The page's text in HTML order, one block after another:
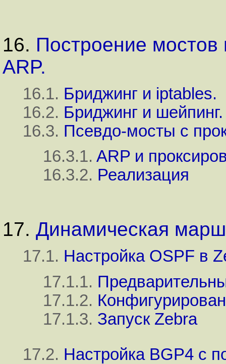
16. Построение
ARP.
16.1. Бриджинг и iptables.
16.2. Бриджинг и шейпинг.
16.3. Псевдо-мосты с
16.3.1. ARP и
16.3.2. Реализация
17. Динамическая
17.1. Настройка OSPF в
17.1.1.
17.1.2.
17.1.3. Запуск Zebra
17.2. Настройка BGP4 с